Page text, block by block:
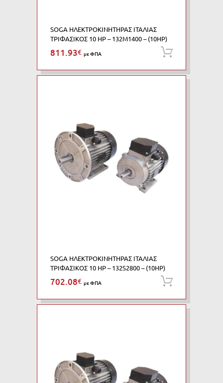
SOGA ΗΛΕΚΤΡΟΚΙΝΗΤΗΡΑΣ ΙΤΑΛΙΑΣ
ΤΡΙΦΑΣΙΚΟΣ 10 HP – 132M1400 – (10HP)
811.93€ με ΦΠΑ
SOGA ΗΛΕΚΤΡΟΚΙΝΗΤΗΡΑΣ ΙΤΑΛΙΑΣ
ΤΡΙΦΑΣΙΚΟΣ 10 HP – 132S2800 – (10HP)
702.08€ με ΦΠΑ